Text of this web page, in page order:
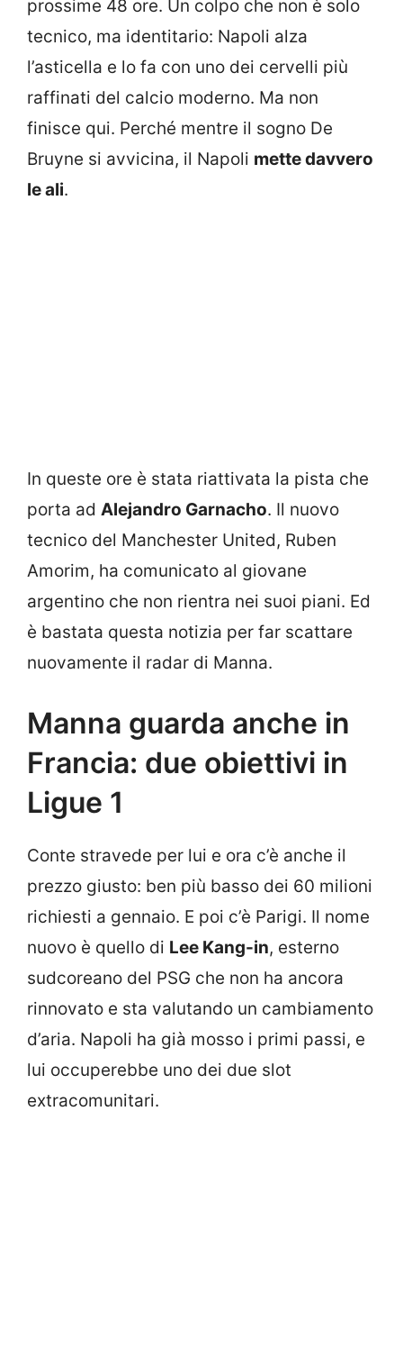
prossime 48 ore. Un colpo che non è solo
tecnico, ma identitario: Napoli alza
l’asticella e lo fa con uno dei cervelli più
raffinati del calcio moderno. Ma non
finisce qui. Perché mentre il sogno De
Bruyne si avvicina, il Napoli mette davvero
le ali.
In queste ore è stata riattivata la pista che
porta ad Alejandro Garnacho. Il nuovo
tecnico del Manchester United, Ruben
Amorim, ha comunicato al giovane
argentino che non rientra nei suoi piani. Ed
è bastata questa notizia per far scattare
nuovamente il radar di Manna.
Manna guarda anche in
Francia: due obiettivi in
Ligue 1
Conte stravede per lui e ora c’è anche il
prezzo giusto: ben più basso dei 60 milioni
richiesti a gennaio. E poi c’è Parigi. Il nome
nuovo è quello di Lee Kang-in, esterno
sudcoreano del PSG che non ha ancora
rinnovato e sta valutando un cambiamento
d’aria. Napoli ha già mosso i primi passi, e
lui occuperebbe uno dei due slot
extracomunitari.